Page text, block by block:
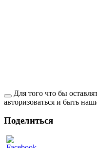
Для того что бы
авторизоваться и быть
Поделиться